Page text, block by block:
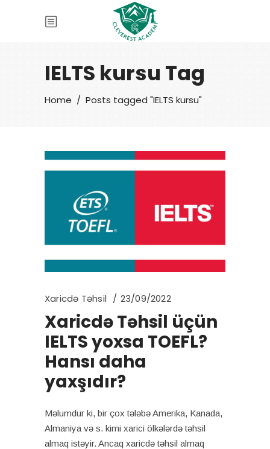
IELTS kursu Tag
Home / Posts tagged "IELTS kursu"
Xaricdə Təhsil 23/09/2022
Xaricdə Təhsil üçün
IELTS yoxsa TOEFL?
Hansı daha
yaxşıdır?
Məlumdur ki, bir çox tələbə Amerika, Kanada,
Almaniya və s. kimi xarici ölkələrdə təhsil
almaq istəyir. Ancaq xaricdə təhsil almaq